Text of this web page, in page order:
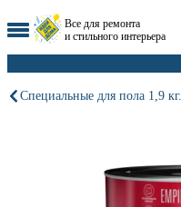
Все для ремонта
и стильного интерьера
Специальные для пола 1,9 кг.